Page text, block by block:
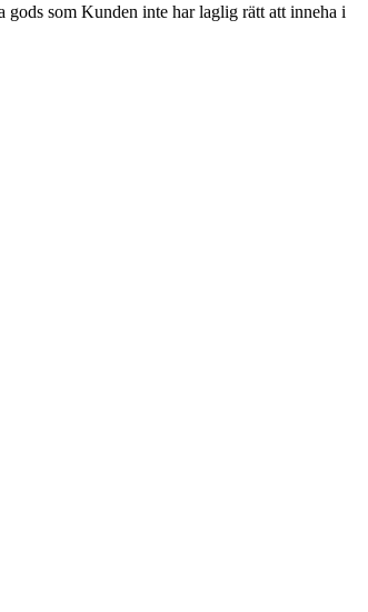
som Kunden inte har laglig rätt att inneha i